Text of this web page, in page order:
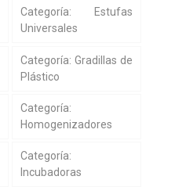
Categoría: Estufas
Universales
Categoría: Gradillas de
Plástico
Categoría:
Homogenizadores
Categoría:
Incubadoras